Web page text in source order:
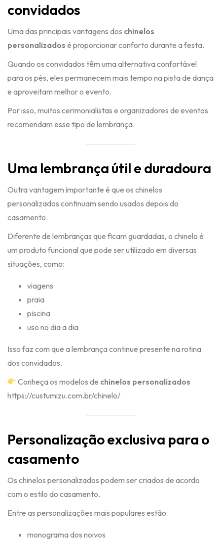
convidados
Uma das principais vantagens dos chinelos
personalizados é proporcionar conforto durante a festa.
Quando os convidados têm uma alternativa confortável
para os pés, eles permanecem mais tempo na pista de dança
e aproveitam melhor o evento.
Por isso, muitos cerimonialistas e organizadores de eventos
recomendam esse tipo de lembrança.
Uma lembrança útil e duradoura
Outra vantagem importante é que os chinelos
personalizados continuam sendo usados depois do
casamento.
Diferente de lembranças que ficam guardadas, o chinelo é
um produto funcional que pode ser utilizado em diversas
situações, como:
viagens
praia
piscina
uso no dia a dia
Isso faz com que a lembrança continue presente na rotina
dos convidados.
Conheça os modelos de chinelos personalizados
https://custumizu.com.br/chinelo/
Personalização exclusiva para o
casamento
Os chinelos personalizados podem ser criados de acordo
com o estilo do casamento.
Entre as personalizações mais populares estão:
monograma dos noivos